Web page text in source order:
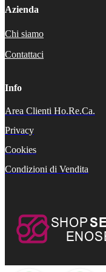
Azienda
Chi siamo
Contattaci
Info
Area Clienti Ho.Re.Ca.
Privacy
Cookies
Condizioni di Vendita